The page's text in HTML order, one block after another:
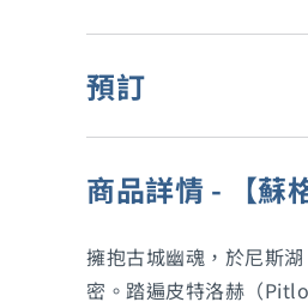
預訂
商品詳情 - 【蘇
擁抱古城幽魂，於尼斯
密。踏遍皮特洛赫（